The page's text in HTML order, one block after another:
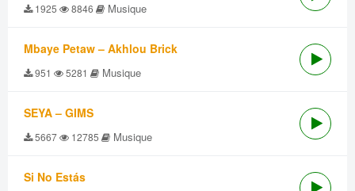
1925 8846 Musique
Mbaye Petaw – Akhlou Brick
951 5281 Musique
SEYA – GIMS
5667 12785 Musique
Si No Estás